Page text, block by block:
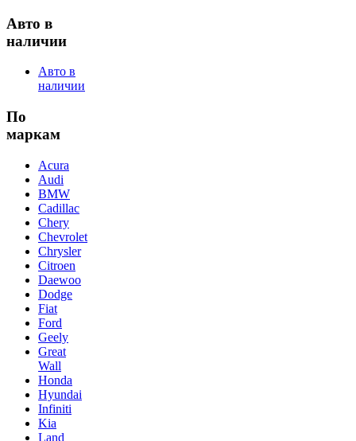
Авто в
наличии
Авто в
наличии
По
маркам
Acura
Audi
BMW
Cadillac
Chery
Chevrolet
Chrysler
Citroen
Daewoo
Dodge
Fiat
Ford
Geely
Great
Wall
Honda
Hyundai
Infiniti
Kia
Land